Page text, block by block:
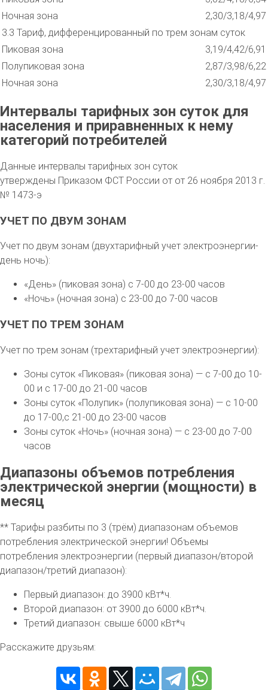
Ночная зона
2,30/3,18/4,97
3.3 Тариф, дифференцированный по трем зонам суток
Пиковая зона
3,19/4,42/6,91
Полупиковая зона
2,87/3,98/6,22
Ночная зона
2,30/3,18/4,97
Интервалы тарифных зон суток для
населения и приравненных к нему
категорий потребителей
Данные интервалы тарифных зон суток
утверждены Приказом ФСТ России от от 26 ноября 2013 г.
№ 1473-э
УЧЕТ ПО ДВУМ ЗОНАМ
Учет по двум зонам (двухтарифный учет электроэнергии-
день ночь):
«День» (пиковая зона) с 7-00 до 23-00 часов
«Ночь» (ночная зона) с 23-00 до 7-00 часов
УЧЕТ ПО ТРЕМ ЗОНАМ
Учет по трем зонам (трехтарифный учет электроэнергии):
Зоны суток «Пиковая» (пиковая зона) — с 7-00 до 10-
00 и с 17-00 до 21-00 часов
Зоны суток «Полупик» (полупиковая зона) — с 10-00
до 17-00,с 21-00 до 23-00 часов
Зоны суток «Ночь» (ночная зона) — с 23-00 до 7-00
часов
Диапазоны объемов потребления
электрической энергии (мощности) в
месяц
** Тарифы разбиты по 3 (трём) диапазонам объемов
потребления электрической энергии! Объемы
потребления электроэнергии (первый диапазон/второй
диапазон/третий диапазон):
Первый диапазон: до 3900 кВт*ч.
Второй диапазон: от 3900 до 6000 кВт*ч.
Третий диапазон: свыше 6000 кВт*ч
Расскажите друзьям: